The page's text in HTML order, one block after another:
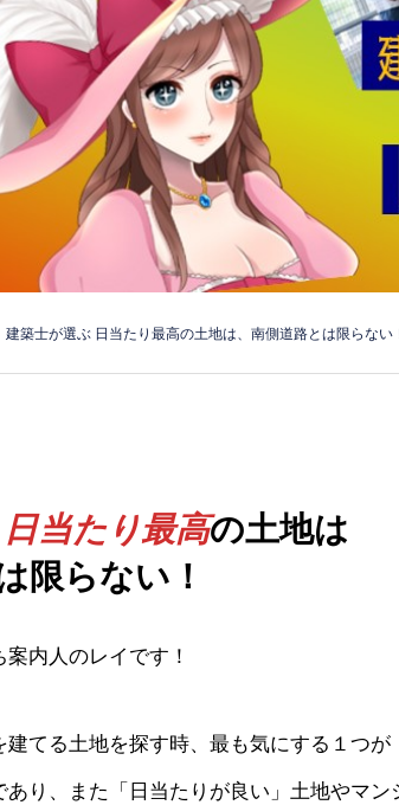
建築士が選ぶ 日当たり最高の土地は、南側道路とは限らない
日当たり最高の土地は
限らない！
内人のレイです！
てる土地を探す時、最も気にする１つが
り、また「日当たりが良い」土地やマ